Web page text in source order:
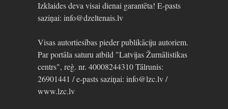
Izklaides deva visai dienai garantēta! E-pasts
saziņai: info@dzeltenais.lv
Visas autortiesības pieder publikāciju autoriem.
Par portāla saturu atbild "Latvijas Žurnālistikas
centrs", reģ. nr. 40008244310 Tālrunis:
26901441 / e-pasts saziņai: info@lzc.lv /
www.lzc.lv